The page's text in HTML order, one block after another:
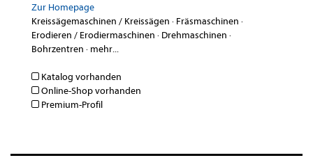
Zur Homepage
Kreissägemaschinen / Kreissägen · Fräsmaschinen ·
Erodieren / Erodiermaschinen · Drehmaschinen ·
Bohrzentren · mehr...
Katalog vorhanden
Online-Shop vorhanden
Premium-Profil